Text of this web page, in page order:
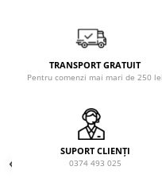
TRANSPORT GRATUIT
Pentru comenzi mai mari de 250 lei
SUPORT CLIENȚI
0374 493 025